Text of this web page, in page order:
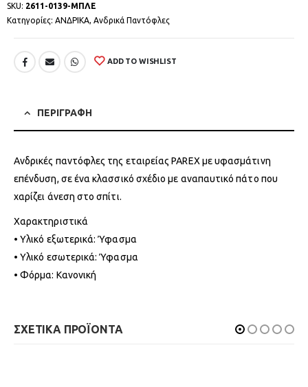
SKU: 2611-0139-ΜΠΛΕ
Κατηγορίες: ΑΝΔΡΙΚΑ, Ανδρικά Παντόφλες
ADD TO WISHLIST
ΠΕΡΙΓΡΑΦΗ
Ανδρικές παντόφλες της εταιρείας PAREX με υφασμάτινη
επένδυση, σε ένα κλασσικό σχέδιο με αναπαυτικό πάτο που
χαρίζει άνεση στο σπίτι.
Χαρακτηριστικά
• Υλικό εξωτερικά: Ύφασμα
• Υλικό εσωτερικά: Ύφασμα
• Φόρμα: Κανονική
ΣΧΕΤΙΚΑ ΠΡΟΪΟΝΤΑ